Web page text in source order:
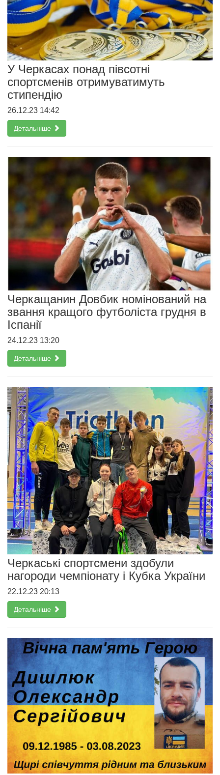
У Черкасах понад півсотні
спортсменів отримуватимуть
стипендію
26.12.23 14:42
Детальніше
Черкащанин Довбик номінований на
звання кращого футболіста грудня в
Іспанії
24.12.23 13:20
Детальніше
Черкаські спортсмени здобули
нагороди чемпіонату і Кубка України
22.12.23 20:13
Детальніше